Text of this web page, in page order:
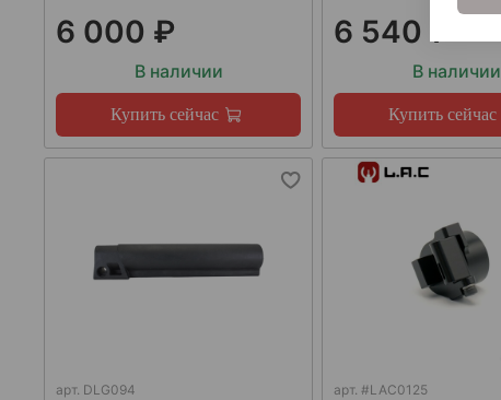
6 000 ₽
В наличии
Купить сейчас
6 540 ₽
В наличии
Купить сейчас
арт. DLG094 арт.#LAC0125